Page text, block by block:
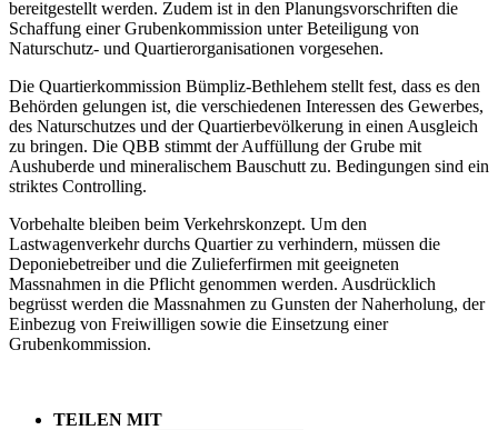
bereitgestellt werden. Zudem ist in den Planungsvorschriften die
Schaffung einer Grubenkommission unter Beteiligung von
Naturschutz- und Quartierorganisationen vorgesehen.
Die Quartierkommission Bümpliz-Bethlehem stellt fest, dass es den
Behörden gelungen ist, die verschiedenen Interessen des Gewerbes,
des Naturschutzes und der Quartierbevölkerung in einen Ausgleich
zu bringen. Die QBB stimmt der Auffüllung der Grube mit
Aushuberde und mineralischem Bauschutt zu. Bedingungen sind ein
striktes Controlling.
Vorbehalte bleiben beim Verkehrskonzept. Um den
Lastwagenverkehr durchs Quartier zu verhindern, müssen die
Deponiebetreiber und die Zulieferfirmen mit geeigneten
Massnahmen in die Pflicht genommen werden. Ausdrücklich
begrüsst werden die Massnahmen zu Gunsten der Naherholung, der
Einbezug von Freiwilligen sowie die Einsetzung einer
Grubenkommission.
TEILEN MIT